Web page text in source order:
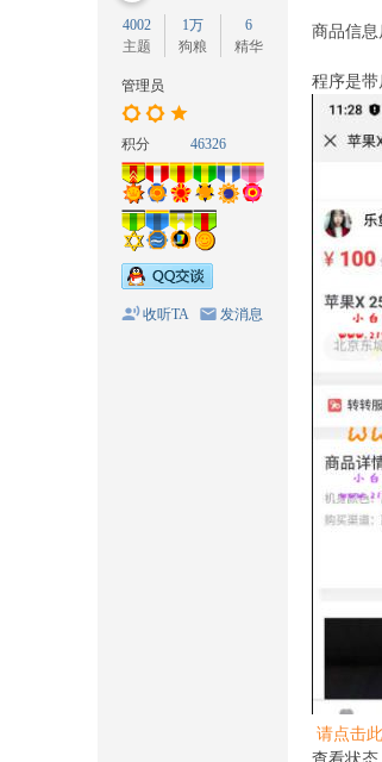
4002
主题
1万
狗粮
6
精华
管理员
积分 46326
收听TA 发消息
商品信息
程序是带
请点击